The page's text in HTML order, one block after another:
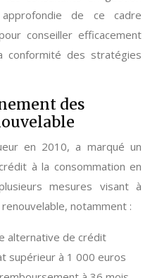
approfondie de ce cadre
conseiller efficacement
conformité des stratégies
des
en 2010, a marqué un
à la consommation en
mesures visant à
notamment :
alternative de crédit
supérieur à 1 000 euros